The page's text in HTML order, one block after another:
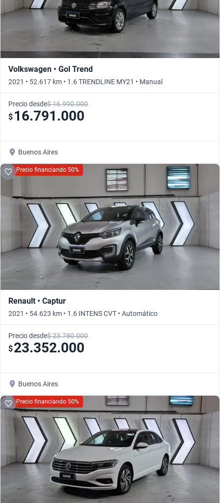
Volkswagen • Gol Trend
2021 • 52.617 km • 1.6 TRENDLINE MY21 • Manual
Precio desde$ 16.990.000
$ 16.791.000
Buenos Aires
Precio financiando 50%
Renault • Captur
2021 • 54.623 km • 1.6 INTENS CVT • Automático
Precio desde$ 23.780.000
$23.352.000
Buenos Aires
Precio financiando 50%